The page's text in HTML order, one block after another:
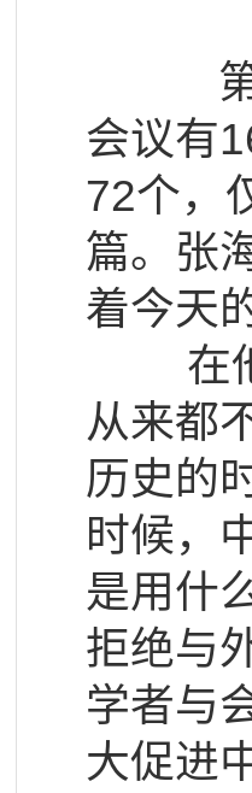
第
会议有
72个，
篇。张
着今天
在他
从来都
历史的
时候，
是用什
拒绝与
学者与
大促进